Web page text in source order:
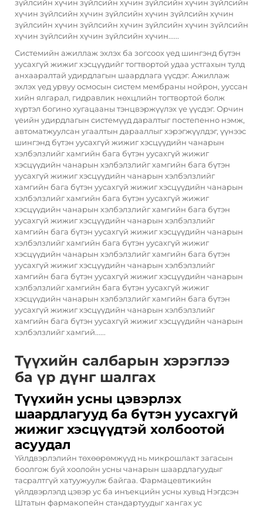
зүйлсийн хүчин зүйлсийн хүчин зүйлсийн хүчин зүйлсийн
хүчин зүйлсийн хүчин зүйлсийн хүчин зүйлсийн хүчин
зүйлсийн хүчин зүйлсийн хүчин зүйлсийн хүчин зүйлсийн
хүчин зүйлсийн хүчин зүйлсийн хүчин......
Системийн ажиллаж эхлэх ба зогсоох үед шингэнд бүтэн
уусахгүй жижиг хэсцүүдийг тогтвортой удаа устгахын тулд
анхааралтай удирдлагын шаардлага үүсдэг. Ажиллаж
эхлэх үед урвуу осмосын систем мембраны нойрон, ууссан
хийн ялгарал, гидравлик нөхцлийн тогтвортой болж
хүртэл богино хугацааны тэнцвэржүүлэх үе үүсдэг. Орчин
үеийн удирдлагын системүүд даралтыг постепенно нэмж,
автоматжуулсан угаалтын дарааллыг хэрэгжүүлдэг, үүнээс
шингэнд бүтэн уусахгүй жижиг хэсцүүдийн чанарын
хэлбэлзлийг хамгийн бага бүтэн уусахгүй жижиг
хэсцүүдийн чанарын хэлбэлзлийг хамгийн бага бүтэн
уусахгүй жижиг хэсцүүдийн чанарын хэлбэлзлийг
хамгийн бага бүтэн уусахгүй жижиг хэсцүүдийн чанарын
хэлбэлзлийг хамгийн бага бүтэн уусахгүй жижиг
хэсцүүдийн чанарын хэлбэлзлийг хамгийн бага бүтэн
уусахгүй жижиг хэсцүүдийн чанарын хэлбэлзлийг
хамгийн бага бүтэн уусахгүй жижиг хэсцүүдийн чанарын
хэлбэлзлийг хамгийн бага бүтэн уусахгүй жижиг
хэсцүүдийн чанарын хэлбэлзлийг хамгийн бага бүтэн
уусахгүй жижиг хэсцүүдийн чанарын хэлбэлзлийг
хамгийн бага бүтэн уусахгүй жижиг хэсцүүдийн чанарын
хэлбэлзлийг хамгийн бага бүтэн уусахгүй жижиг
хэсцүүдийн чанарын хэлбэлзлийг хамгийн бага бүтэн
уусахгүй жижиг хэсцүүдийн чанарын хэлбэлзлийг
хамгийн бага бүтэн уусахгүй жижиг хэсцүүдийн чанарын
хэлбэлзлийг хамгий......
Түүхийн салбарын хэрэглээ
ба үр дүнг шалгах
Түүхийн усны цэвэрлэх
шаардлагууд ба бүтэн уусахгүй
жижиг хэсцүүдтэй холбоотой
асуудал
Үйлдвэрлэлийн төхөөрөмжүүд нь микрошлакт загасын
боолгож буй хоолойн усны чанарын шаардлагуудыг
тасралтгүй хатуужуулж байгаа. Фармацевтикийн
үйлдвэрлэлд цэвэр ус ба инъекцийн усны хувьд Нэгдсэн
Штатын фармакопейн стандартуудыг хангах ус